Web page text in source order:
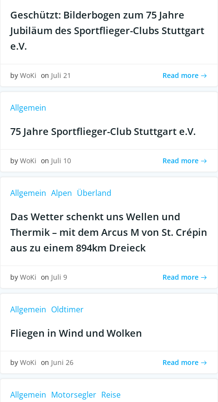
Geschützt: Bilderbogen zum 75 Jahre
Jubiläum des Sportflieger-Clubs Stuttgart
e.V.
by WoKi on Juli 21 Read more
Allgemein
75 Jahre Sportflieger-Club Stuttgart e.V.
by WoKi on Juli 10 Read more
Allgemein Alpen Überland
Das Wetter schenkt uns Wellen und
Thermik – mit dem Arcus M von St. Crépin
aus zu einem 894km Dreieck
by WoKi on Juli 9 Read more
Allgemein Oldtimer
Fliegen in Wind und Wolken
by WoKi on Juni 26 Read more
Allgemein Motorsegler Reise